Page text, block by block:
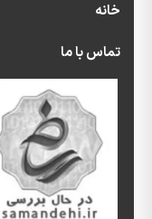
خانه
تماس با ما